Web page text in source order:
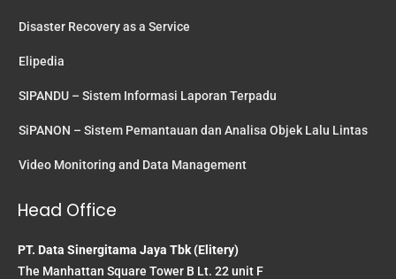
Disaster Recovery as a Service
Elipedia
SIPANDU – Sistem Informasi Laporan Terpadu
SiPANON – Sistem Pemantauan dan Analisa Objek Lalu Lintas
Video Monitoring and Data Management
Head Office
PT. Data Sinergitama Jaya Tbk (Elitery)
The Manhattan Square Tower B Lt. 22 unit F